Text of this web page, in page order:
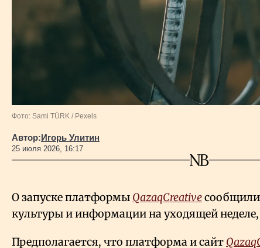
Фото: Sami TÜRK / Pexels
Автор:Игорь Улитин
25 июля 2026, 16:17
О запуске платформы QazaqCreative
культуры и информации на уходящей
Предполагается, что платформа и сайт